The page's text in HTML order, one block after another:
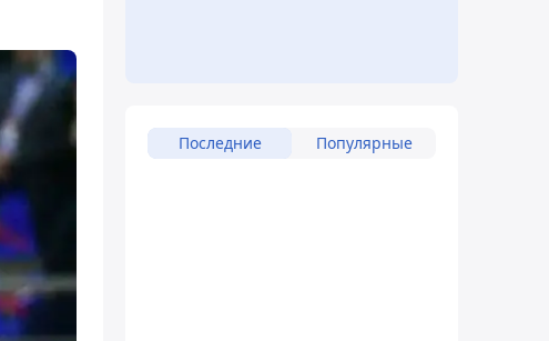
Последние Популярные